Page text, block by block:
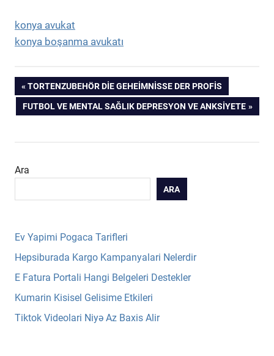
konya avukat
konya boşanma avukatı
Yazı
gezinmesi
PREVIOUS
POST:
TORTENZUBEHÖR DIE GEHEIMNISSE DER PROFIS
NEXT
FUTBOL VE MENTAL SAĞLIK DEPRESYON VE ANKSIYETE
Ara
ARA
Ev Yapimi Pogaca Tarifleri
Hepsiburada Kargo Kampanyalari Nelerdir
E Fatura Portali Hangi Belgeleri Destekler
Kumarin Kisisel Gelisime Etkileri
Tiktok Videolari Niyə Az Baxis Alir